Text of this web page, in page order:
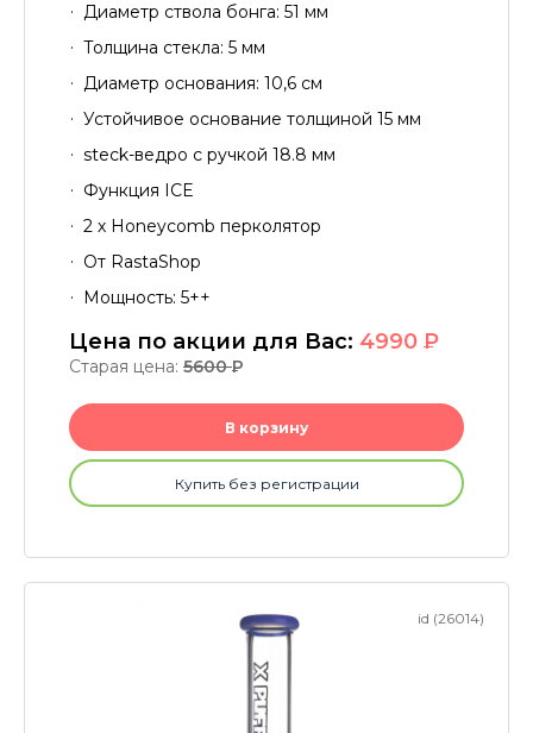
Диаметр ствола бонга: 51 мм
Толщина стекла: 5 мм
Диаметр основания: 10,6 см
Устойчивое основание толщиной 15 мм
steck-ведро с ручкой 18.8 мм
Функция ICE
2 х Honeycomb перколятор
От RastaShop
Мощность: 5++
Цена по акции для Вас: 4990 P
Старая цена: 5600P
В корзину
Купить без регистрации
id (26014)